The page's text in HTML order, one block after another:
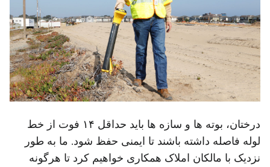
درختان، بوته ها و سازه ها باید حداقل ۱۴ فوت از خط
لوله فاصله داشته باشند تا ایمنی حفظ شود. ما به طور
نزدیک با مالکان املاک همکاری خواهیم کرد تا هرگونه